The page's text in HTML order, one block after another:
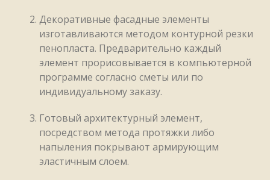
Декоративные фасадные элементы
изготавливаются методом контурной резки
пенопласта. Предварительно каждый
элемент прорисовывается в компьютерной
программе согласно сметы или по
индивидуальному заказу.
Готовый архитектурный элемент,
посредством метода протяжки либо
напыления покрывают армирующим
эластичным слоем.